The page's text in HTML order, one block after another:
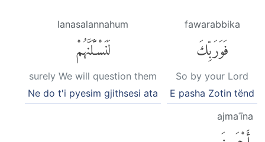
fawarabbika
فَوَرَبِّكَ
So by your Lord
E pasha Zotin tënd
lanasalannahum
لَنَسْـَٔلَنَّهُمْ
surely We will question them
Ne do t'i pyesim gjithsesi ata
ajmaʿīna